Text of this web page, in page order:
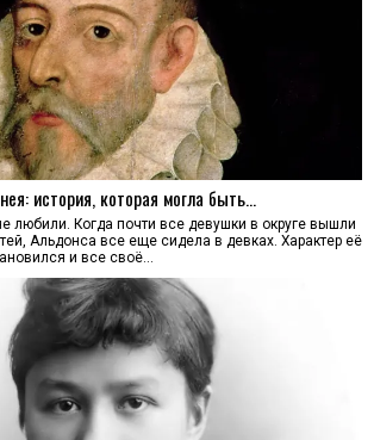
история, которая могла быть…
любили. Когда почти все девушки в округе вышли
Альдонса все еще сидела в девках. Характер её
и все своё…